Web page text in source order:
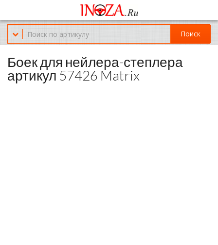
Офис обслуживания г.Краснодар (KRD) Куликова Поля 2 (магазин
Нож-мясо)
8-(967)-300-69-11
Поиск
Боек для нейлера-степлера
артикул 57426 Matrix